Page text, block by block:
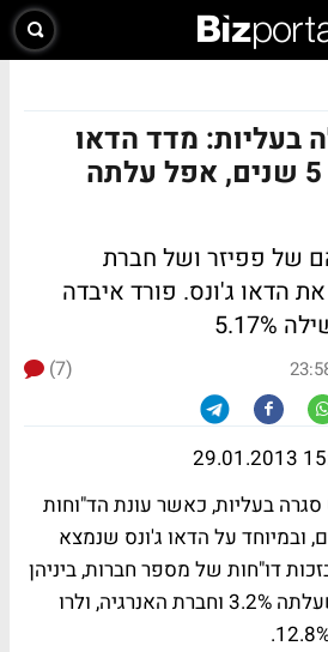
בעליות: מדד הדאו
ג'ונס בשיא של 5 שנים, אפל עלתה
של פפיזר ושל חברת
הדאו ג'ונס. פורד איבדה
(7)
בעליות, כאשר עונת הד"וחות
על הדאו ג'ונס שנמצא
דו"חות של מספר חברות, ביניהן
פפיזר (סימול: PFE), שעלתה 3.2% וחברת האנרגיה, ולרו